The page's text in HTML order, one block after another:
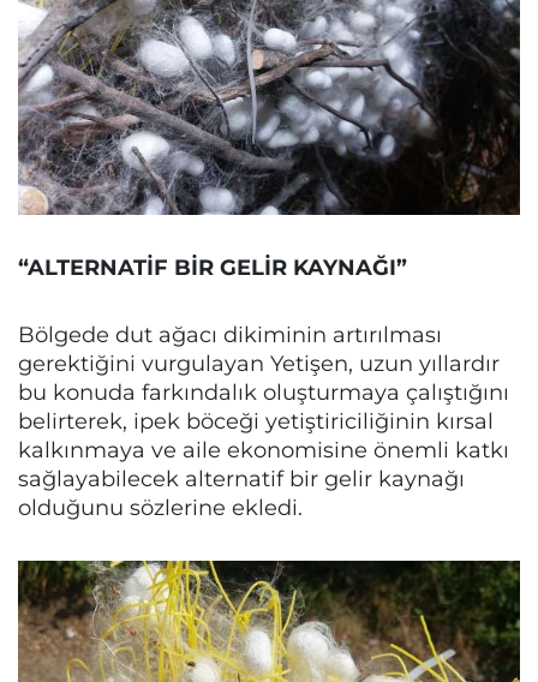
“ALTERNATİF BİR GELİR KAYNAĞI”
Bölgede dut ağacı dikiminin artırılması
gerektiğini vurgulayan Yetişen, uzun yıllardır
bu konuda farkındalık oluşturmaya çalıştığını
belirterek, ipek böceği yetiştiriciliğinin kırsal
kalkınmaya ve aile ekonomisine önemli katkı
sağlayabilecek alternatif bir gelir kaynağı
olduğunu sözlerine ekledi.